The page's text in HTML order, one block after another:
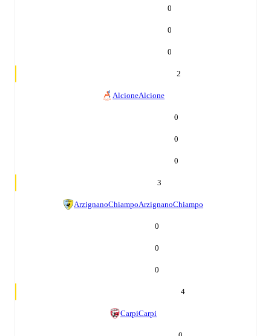
0
0
0
2
AlcioneAlcione
0
0
0
3
ArzignanoChiampoArzignanoChiampo
0
0
0
4
CarpiCarpi